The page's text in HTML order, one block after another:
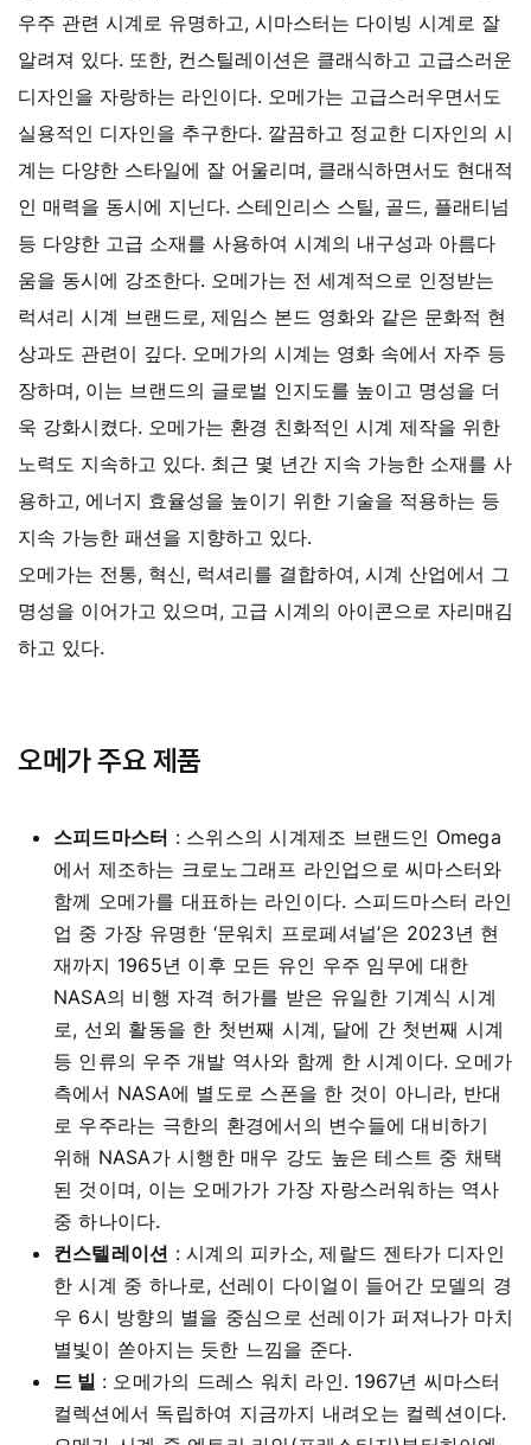
우주 관련 시계로 유명하고, 시마스터는 다이빙 시계로 잘
알려져 있다. 또한, 컨스틸레이션은 클래식하고 고급스러운
디자인을 자랑하는 라인이다. 오메가는 고급스러우면서도
실용적인 디자인을 추구한다. 깔끔하고 정교한 디자인의 시
계는 다양한 스타일에 잘 어울리며, 클래식하면서도 현대적
인 매력을 동시에 지닌다. 스테인리스 스틸, 골드, 플래티넘
등 다양한 고급 소재를 사용하여 시계의 내구성과 아름다
움을 동시에 강조한다. 오메가는 전 세계적으로 인정받는
럭셔리 시계 브랜드로, 제임스 본드 영화와 같은 문화적 현
상과도 관련이 깊다. 오메가의 시계는 영화 속에서 자주 등
장하며, 이는 브랜드의 글로벌 인지도를 높이고 명성을 더
욱 강화시켰다. 오메가는 환경 친화적인 시계 제작을 위한
노력도 지속하고 있다. 최근 몇 년간 지속 가능한 소재를 사
용하고, 에너지 효율성을 높이기 위한 기술을 적용하는 등
지속 가능한 패션을 지향하고 있다.
오메가는 전통, 혁신, 럭셔리를 결합하여, 시계 산업에서 그
명성을 이어가고 있으며, 고급 시계의 아이콘으로 자리매김
하고 있다.
오메가 주요 제품
스피드마스터 : 스위스의 시계제조 브랜드인 Omega
에서 제조하는 크로노그래프 라인업으로 씨마스터와
함께 오메가를 대표하는 라인이다. 스피드마스터 라인
업 중 가장 유명한 ‘문워치 프로페셔널’은 2023년 현
재까지 1965년 이후 모든 유인 우주 임무에 대한
NASA의 비행 자격 허가를 받은 유일한 기계식 시계
로, 선외 활동을 한 첫번째 시계, 달에 간 첫번째 시계
등 인류의 우주 개발 역사와 함께 한 시계이다. 오메가
측에서 NASA에 별도로 스폰을 한 것이 아니라, 반대
로 우주라는 극한의 환경에서의 변수들에 대비하기
위해 NASA가 시행한 매우 강도 높은 테스트 중 채택
된 것이며, 이는 오메가가 가장 자랑스러워하는 역사
중 하나이다.
컨스텔레이션 : 시계의 피카소, 제랄드 젠타가 디자인
한 시계 중 하나로, 선레이 다이얼이 들어간 모델의 경
우 6시 방향의 별을 중심으로 선레이가 퍼져나가 마치
별빛이 쏟아지는 듯한 느낌을 준다.
드 빌 : 오메가의 드레스 워치 라인. 1967년 씨마스터
컬렉션에서 독립하여 지금까지 내려오는 컬렉션이다.